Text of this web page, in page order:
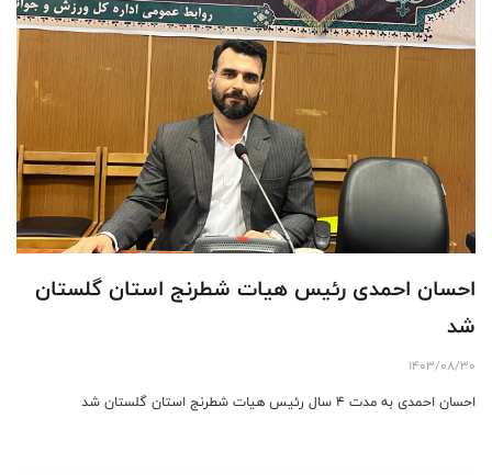
احسان احمدی رئیس هیات شطرنج استان گلستان
شد
1403/08/30
احسان احمدی به مدت ۴ سال رئیس هیات شطرنج استان گلستان شد